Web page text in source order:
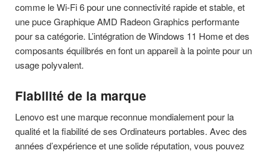
comme le Wi-Fi 6 pour une connectivité rapide et stable, et
une puce Graphique AMD Radeon Graphics performante
pour sa catégorie. L’intégration de Windows 11 Home et des
composants équilibrés en font un appareil à la pointe pour un
usage polyvalent.
Fiabilité de la marque
Lenovo est une marque reconnue mondialement pour la
qualité et la fiabilité de ses Ordinateurs portables. Avec des
années d’expérience et une solide réputation, vous pouvez